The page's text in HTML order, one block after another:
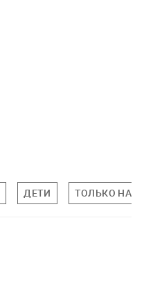
ДЕТИ ТОЛЬКО НА